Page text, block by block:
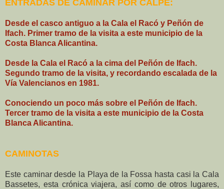
ENTRADAS DE CAMINAR POR CALPE:
Desde el casco antiguo a la Cala el Racó y Peñón de
Ifach. Primer tramo de la visita a este municipio de la
Costa Blanca Alicantina.
Desde la Cala el Racó a la cima del Peñón de Ifach.
Segundo tramo de la visita, y recordando escalada de la
Vía Valencianos en 1981.
Conociendo un poco más sobre el Peñón de Ifach.
Tercer tramo de la visita a este municipio de la Costa
Blanca Alicantina.
CAMINOTAS
Este caminar desde la Playa de la Fossa hasta casi la Cala
Bassetes, esta crónica viajera, así como de otros lugares,